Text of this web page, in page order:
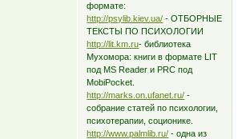
формате:
http://psylib.kiev.ua/ - ОТБОРHЫЕ
ТЕКСТЫ ПО ПСИХОЛОГИИ
http://lit.km.ru- библиотека
Мухомора: книги в формате LIT
под MS Reader и PRC под
MobiPocket.
http://marks.on.ufanet.ru/ -
собрание статей по психологии,
психотерапии, соционике.
http://www.palmlib.ru/ - одна из